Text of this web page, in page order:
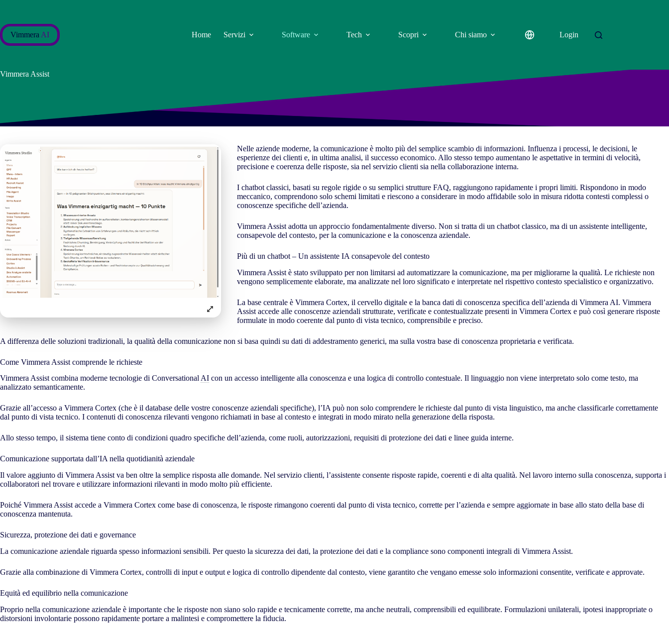
Vimmera AI Home Servizi Software Tech Scopri Chi siamo Login
Vimmera Assist
Nelle aziende moderne, la comunicazione è molto più del semplice scambio di informazioni. Influenza i processi, le decisioni, le
esperienze dei clienti e, in ultima analisi, il successo economico. Allo stesso tempo aumentano le aspettative in termini di velocità,
precisione e coerenza delle risposte, sia nel servizio clienti sia nella collaborazione interna.
I chatbot classici, basati su regole rigide o su semplici strutture FAQ, raggiungono rapidamente i propri limiti. Rispondono in modo
meccanico, comprendono solo schemi limitati e riescono a considerare in modo affidabile solo in misura ridotta contesti complessi o
conoscenze specifiche dell’azienda.
Vimmera Assist adotta un approccio fondamentalmente diverso. Non si tratta di un chatbot classico, ma di un assistente intelligente,
consapevole del contesto, per la comunicazione e la conoscenza aziendale.
Più di un chatbot – Un assistente IA consapevole del contesto
Vimmera Assist è stato sviluppato per non limitarsi ad automatizzare la comunicazione, ma per migliorarne la qualità. Le richieste non
vengono semplicemente elaborate, ma analizzate nel loro significato e interpretate nel rispettivo contesto specialistico e organizzativo.
La base centrale è Vimmera Cortex, il cervello digitale e la banca dati di conoscenza specifica dell’azienda di Vimmera AI. Vimmera
Assist accede alle conoscenze aziendali strutturate, verificate e contestualizzate presenti in Vimmera Cortex e può così generare risposte
formulate in modo coerente dal punto di vista tecnico, comprensibile e preciso.
A differenza delle soluzioni tradizionali, la qualità della comunicazione non si basa quindi su dati di addestramento generici, ma sulla vostra base di conoscenza proprietaria e verificata.
Come Vimmera Assist comprende le richieste
Vimmera Assist combina moderne tecnologie di Conversational AI con un accesso intelligente alla conoscenza e una logica di controllo contestuale. Il linguaggio non viene interpretato solo come testo, ma
analizzato semanticamente.
Grazie all’accesso a Vimmera Cortex (che è il database delle vostre conoscenze aziendali specifiche), l’IA può non solo comprendere le richieste dal punto di vista linguistico, ma anche classificarle correttamente
dal punto di vista tecnico. I contenuti di conoscenza rilevanti vengono richiamati in base al contesto e integrati in modo mirato nella generazione della risposta.
Allo stesso tempo, il sistema tiene conto di condizioni quadro specifiche dell’azienda, come ruoli, autorizzazioni, requisiti di protezione dei dati e linee guida interne.
Comunicazione supportata dall’IA nella quotidianità aziendale
Il valore aggiunto di Vimmera Assist va ben oltre la semplice risposta alle domande. Nel servizio clienti, l’assistente consente risposte rapide, coerenti e di alta qualità. Nel lavoro interno sulla conoscenza, supporta i
collaboratori nel trovare e utilizzare informazioni rilevanti in modo molto più efficiente.
Poiché Vimmera Assist accede a Vimmera Cortex come base di conoscenza, le risposte rimangono coerenti dal punto di vista tecnico, corrette per l’azienda e sempre aggiornate in base allo stato della base di
conoscenza mantenuta.
Sicurezza, protezione dei dati e governance
La comunicazione aziendale riguarda spesso informazioni sensibili. Per questo la sicurezza dei dati, la protezione dei dati e la compliance sono componenti integrali di Vimmera Assist.
Grazie alla combinazione di Vimmera Cortex, controlli di input e output e logica di controllo dipendente dal contesto, viene garantito che vengano emesse solo informazioni consentite, verificate e approvate.
Equità ed equilibrio nella comunicazione
Proprio nella comunicazione aziendale è importante che le risposte non siano solo rapide e tecnicamente corrette, ma anche neutrali, comprensibili ed equilibrate. Formulazioni unilaterali, ipotesi inappropriate o
distorsioni involontarie possono rapidamente portare a malintesi e compromettere la fiducia.